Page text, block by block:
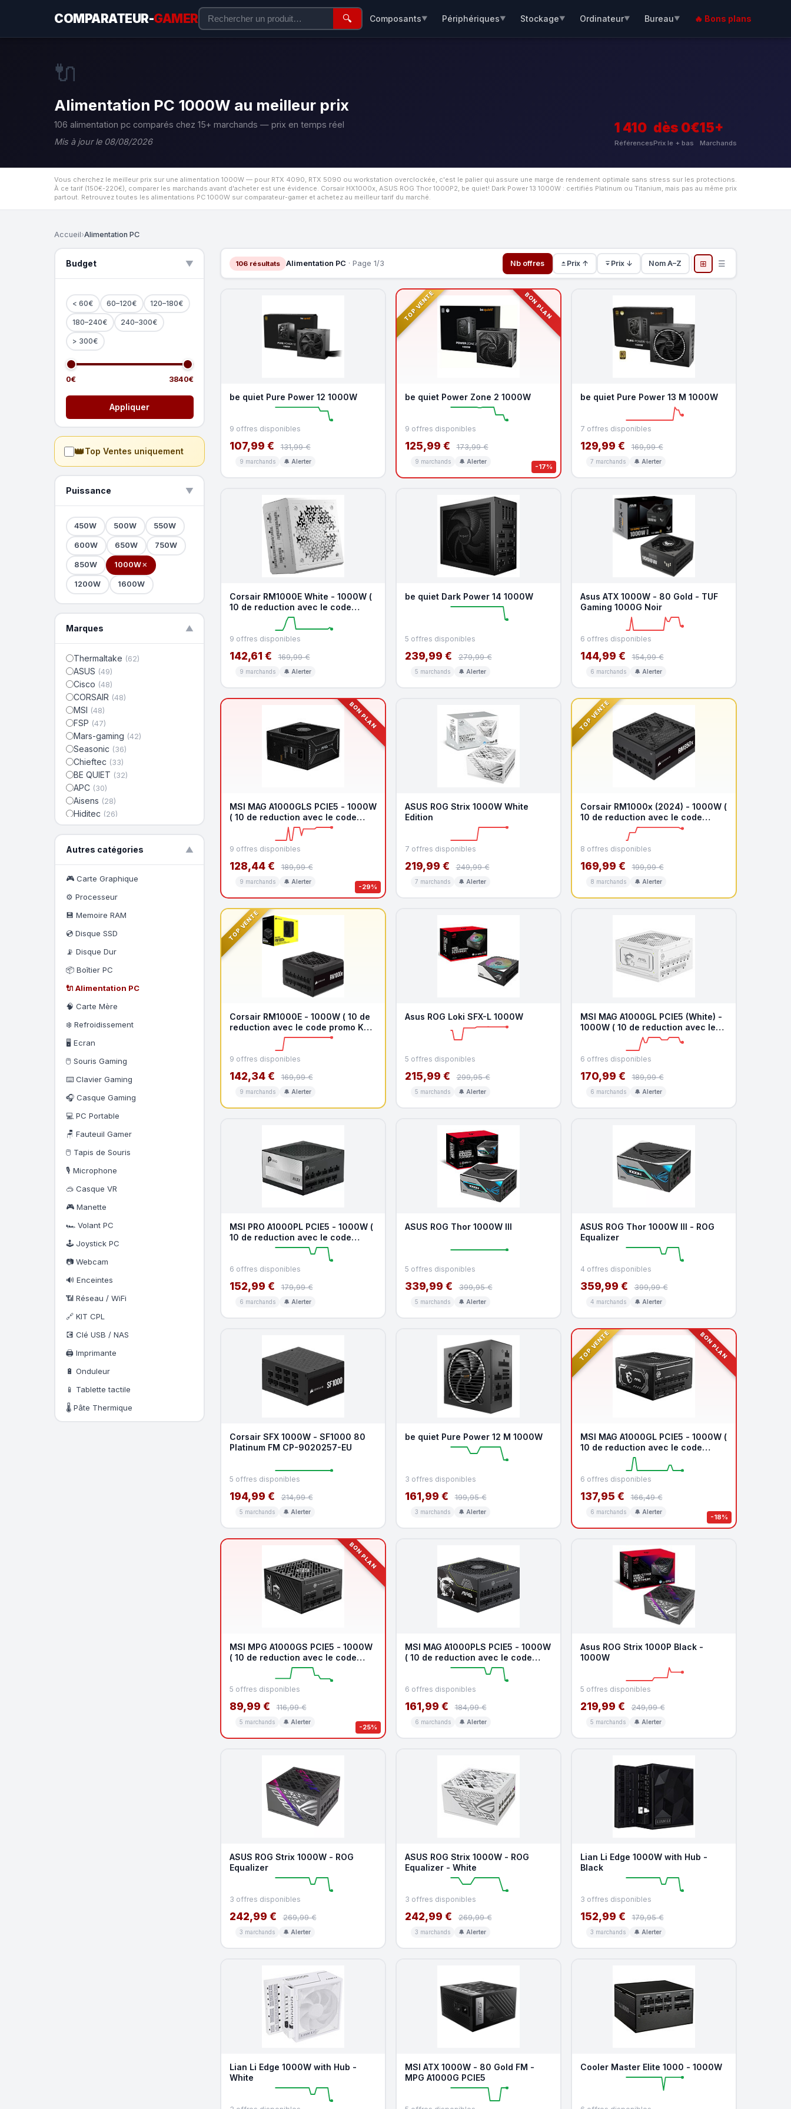
COMPARATEUR-GAMER 🔍 Composants▼ Périphériques▼ Stockage▼ Ordinateur▼ Bureau▼ 🔥 Bons plans
🔌
Alimentation PC 1000W au meilleur prix
106 alimentation pc comparés chez 15+ marchands — prix en temps réel
Mis à jour le 08/08/2026
1 410
Références
dès 0€
Prix le + bas
15+
Marchands
Vous cherchez le meilleur prix sur une alimentation 1000W — pour RTX 4090, RTX 5090 ou workstation overclockée, c'est le palier qui assure une marge de rendement optimale sans stress sur les protections.
À ce tarif (150€-220€), comparer les marchands avant d'acheter est une évidence. Corsair HX1000x, ASUS ROG Thor 1000P2, be quiet! Dark Power 13 1000W : certifiés Platinum ou Titanium, mais pas au même prix
partout. Retrouvez toutes les alimentations PC 1000W sur comparateur-gamer et achetez au meilleur tarif du marché.
Accueil›Alimentation PC
Budget ▲
< 60€ 60–120€ 120–180€
180–240€ 240–300€
> 300€
0€ 3840€
Appliquer
👑Top Ventes uniquement
Puissance ▲
450W 500W 550W
600W 650W 750W
850W 1000W✕
1200W 1600W
Marques ▼
Thermaltake (62)
ASUS (49)
Cisco (48)
CORSAIR (48)
MSI (48)
FSP (47)
Mars-gaming (42)
Seasonic (36)
Chieftec (33)
BE QUIET (32)
APC (30)
Aisens (28)
Hiditec (26)
PORT DESIGNS(23)
Cooler Master(22)
Deepcool(21)
Tacens(20)
Autres catégories ▼
🎮 Carte Graphique
⚙️ Processeur
💾 Memoire RAM
💿 Disque SSD
📡 Disque Dur
📦 Boîtier PC
🔌 Alimentation PC
🧠 Carte Mère
❄️ Refroidissement
🖥️ Ecran
🖱️ Souris Gaming
⌨️ Clavier Gaming
🎧 Casque Gaming
💻 PC Portable
🪑 Fauteuil Gamer
🖱️ Tapis de Souris
🎙️ Microphone
🥽 Casque VR
🎮 Manette
🏎️ Volant PC
🕹️ Joystick PC
📷 Webcam
🔊 Enceintes
📶 Réseau / WiFi
🔗 KIT CPL
💽 Clé USB / NAS
🖨️ Imprimante
🔋 Onduleur
📱 Tablette tactile
🌡️ Pâte Thermique
106 résultats Alimentation PC · Page 1/3 Nb offres Prix ↑ Prix ↓ Nom A–Z ⊞ ☰
be quiet Pure Power 12 1000W
9 offres disponibles
107,99 € 131,99 €
9 marchands 🔔 Alerter
TOP VENTE BON PLAN
-17%
be quiet Power Zone 2 1000W
9 offres disponibles
125,99 € 173,99 €
9 marchands 🔔 Alerter
be quiet Pure Power 13 M 1000W
7 offres disponibles
129,99 € 169,99 €
7 marchands 🔔 Alerter
Corsair RM1000E White - 1000W (
10 de reduction avec le code
9 offres disponibles
142,61 € 169,99 €
9 marchands 🔔 Alerter
be quiet Dark Power 14 1000W
5 offres disponibles
239,99 € 279,99 €
5 marchands 🔔 Alerter
Asus ATX 1000W - 80 Gold - TUF
Gaming 1000G Noir
6 offres disponibles
144,99 € 154,99 €
6 marchands 🔔 Alerter
BON PLAN
-29%
MSI MAG A1000GLS PCIE5 - 1000W
( 10 de reduction avec le code
9 offres disponibles
128,44 € 189,99 €
9 marchands 🔔 Alerter
ASUS ROG Strix 1000W White
Edition
7 offres disponibles
219,99 € 249,99 €
7 marchands 🔔 Alerter
TOP VENTE
Corsair RM1000x (2024) - 1000W (
10 de reduction avec le code
8 offres disponibles
169,99 € 199,99 €
8 marchands 🔔 Alerter
TOP VENTE
Corsair RM1000E - 1000W ( 10 de
reduction avec le code promo KOO
9 offres disponibles
142,34 € 169,99 €
9 marchands 🔔 Alerter
Asus ROG Loki SFX-L 1000W
5 offres disponibles
215,99 € 299,95 €
5 marchands 🔔 Alerter
MSI MAG A1000GL PCIE5 (White) -
1000W ( 10 de reduction avec le
code promo KOO )
6 offres disponibles
170,99 € 189,99 €
6 marchands 🔔 Alerter
MSI PRO A1000PL PCIE5 - 1000W (
10 de reduction avec le code
promo KOO )
6 offres disponibles
152,99 € 179,99 €
6 marchands 🔔 Alerter
ASUS ROG Thor 1000W III
5 offres disponibles
339,99 € 399,95 €
5 marchands 🔔 Alerter
ASUS ROG Thor 1000W III - ROG
Equalizer
4 offres disponibles
359,99 € 399,99 €
4 marchands 🔔 Alerter
Corsair SFX 1000W - SF1000 80
Platinum FM CP-9020257-EU
5 offres disponibles
194,99 € 214,99 €
5 marchands 🔔 Alerter
be quiet Pure Power 12 M 1000W
3 offres disponibles
161,99 € 199,95 €
3 marchands 🔔 Alerter
TOP VENTE BON PLAN
-18%
MSI MAG A1000GL PCIE5 - 1000W (
10 de reduction avec le code
promo KOO )
6 offres disponibles
137,95 € 166,49 €
6 marchands 🔔 Alerter
BON PLAN
-25%
MSI MPG A1000GS PCIE5 - 1000W
( 10 de reduction avec le code
5 offres disponibles
89,99 € 116,99 €
5 marchands 🔔 Alerter
MSI MAG A1000PLS PCIE5 - 1000W
( 10 de reduction avec le code
promo KOO )
6 offres disponibles
161,99 € 184,99 €
6 marchands 🔔 Alerter
Asus ROG Strix 1000P Black -
1000W
5 offres disponibles
219,99 € 249,99 €
5 marchands 🔔 Alerter
ASUS ROG Strix 1000W - ROG
Equalizer
3 offres disponibles
242,99 € 269,99 €
3 marchands 🔔 Alerter
ASUS ROG Strix 1000W - ROG
Equalizer - White
3 offres disponibles
242,99 € 269,99 €
3 marchands 🔔 Alerter
Lian Li Edge 1000W with Hub -
Black
3 offres disponibles
152,99 € 179,95 €
3 marchands 🔔 Alerter
Lian Li Edge 1000W with Hub -
White
MSI ATX 1000W - 80 Gold FM -
MPG A1000G PCIE5
Cooler Master Elite 1000 - 1000W